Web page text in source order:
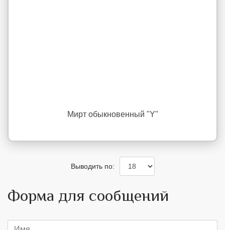
Мирт обыкновенный "Y"
Выводить по:
Форма для сообщений